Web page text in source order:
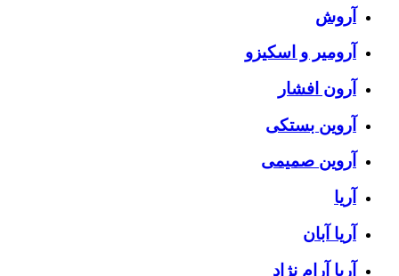
آروش
آرومیر و اسکیزو
آرون افشار
آروین بستکی
آروین صمیمی
آریا
آریا آبان
آریا آرام نژاد